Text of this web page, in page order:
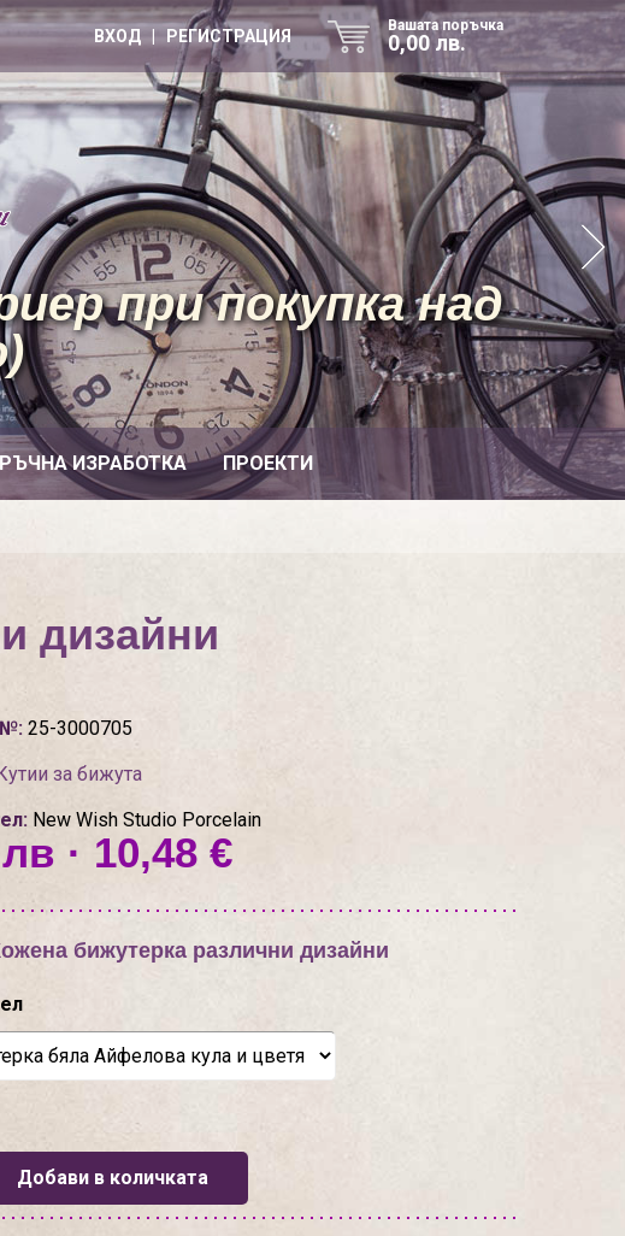
Вашата поръчка
0,00 лв.
ВХОД | РЕГИСТРАЦИЯ
РЪЧНА ИЗРАБОТКА ПРОЕКТИ
при покупка над
дизайни
№:25-3000705
за бижута
New Wish Studio Porcelain
· 10,48 €
бижутерка различни дизайни
Добави в количката